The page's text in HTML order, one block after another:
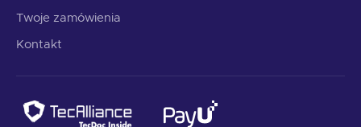
Twoje zamówienia
Kontakt